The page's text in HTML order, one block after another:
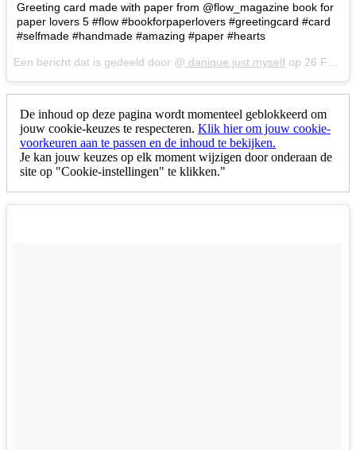
Greeting card made with paper from @flow_magazine book for
paper lovers 5 #flow #bookforpaperlovers #greetingcard #card
#selfmade #handmade #amazing #paper #hearts
Een bericht dat is gedeeld door @ danique.just.myself op 26 Feb 2018 om 9:40 (PST)
De inhoud op deze pagina wordt momenteel geblokkeerd om
jouw cookie-keuzes te respecteren. Klik hier om jouw cookie-
voorkeuren aan te passen en de inhoud te bekijken.
Je kan jouw keuzes op elk moment wijzigen door onderaan de
site op "Cookie-instellingen" te klikken."